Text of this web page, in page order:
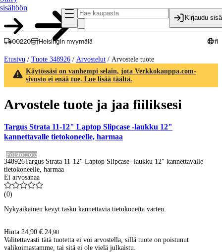
sisältöön
Kirjaudu
00220 Helsingin myymälä fi
Etusivu / Tuote 348926 / Arvostelut / Arvostele tuote
Käytössäsi on vanhempi selain, jota Verkkokauppa.com-
sivusto ei enää tue. Lue lisää täältä.
Arvostele tuote ja jaa fiiliksesi
Targus Strata 11-12" Laptop Slipcase -laukku 12"
kannettavalle tietokoneelle, harmaa
Poistotuote
348926Targus Strata 11-12" Laptop Slipcase -laukku 12" kannettavalle
tietokoneelle, harmaa
Ei arvosanaa
(0)
Nykyaikainen kevyt tasku kannettavia tietokoneita varten.
Hinta 24,90 €. 24,90
Valitettavasti tätä tuotetta ei voi arvostella, sillä tuote on poistunut
valikoimastamme, tai sitä ei ole vielä julkaistu.